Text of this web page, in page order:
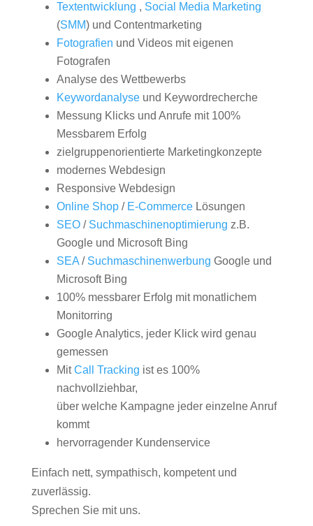
Textentwicklung , Social Media Marketing
(SMM) und Contentmarketing
Fotografien und Videos mit eigenen
Fotografen
Analyse des Wettbewerbs
Keywordanalyseund Keywordrecherche
Messung Klicks und Anrufe mit 100%
Messbarem Erfolg
zielgruppenorientierte Marketingkonzepte
modernes Webdesign
Responsive Webdesign
Online Shop/ E-CommerceLösungen
SEO/ Suchmaschinenoptimierung z.B.
Google und Microsoft Bing
SEA/ Suchmaschinenwerbung Google und
Microsoft Bing
100% messbarer Erfolg mit monatlichem
Monitorring
Google Analytics, jeder Klick wird genau
gemessen
MitCall Tracking ist es 100%
nachvollziehbar,
über welche Kampagne jeder einzelne Anruf
kommt
hervorragender Kundenservice
Einfach nett, sympathisch, kompetent und
zuverlässig.
Sprechen Sie mit uns.